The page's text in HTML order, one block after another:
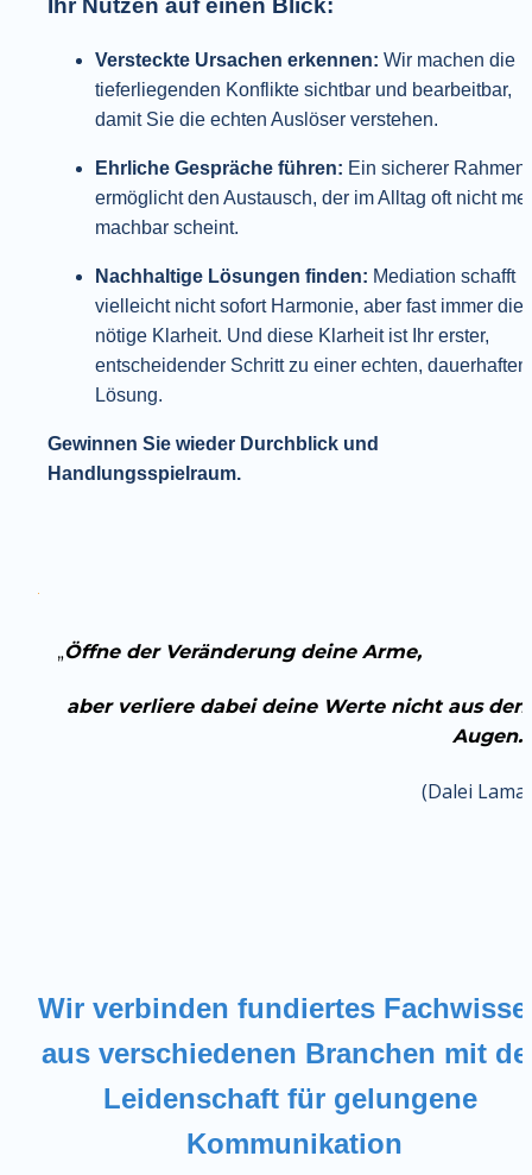
Ihr Nutzen auf einen Blick:
Versteckte Ursachen erkennen: Wir machen die
tieferliegenden Konflikte sichtbar und bearbeitbar,
damit Sie die echten Auslöser verstehen.
Ehrliche Gespräche führen: Ein sicherer Rahmen
ermöglicht den Austausch, der im Alltag oft nicht
machbar scheint.
Nachhaltige Lösungen finden: Mediation schafft
vielleicht nicht sofort Harmonie, aber fast immer die
nötige Klarheit. Und diese Klarheit ist Ihr erster,
entscheidender Schritt zu einer echten, dauerhaften
Lösung.
Gewinnen Sie wieder Durchblick und
Handlungsspielraum.
„Öffne der Veränderung deine Arme,
aber verliere dabei deine Werte nicht aus den
Augen.“
(Dalei Lama)
Wir verbinden fundiertes
aus verschiedenen Branchen mit
Leidenschaft für gelungene
Kommunikation